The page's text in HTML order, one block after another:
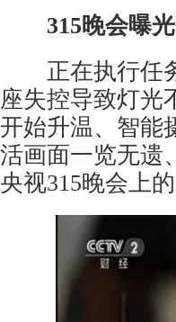
315晚会曝光
正在执行任务
座失控导致灯光
开始升温、智能
活画面一览无
央视315晚会上